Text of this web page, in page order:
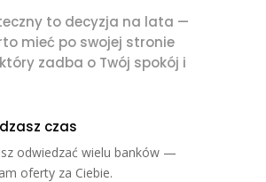
to decyzja na lata —
mieć po swojej stronie
zadba o Twój spokój i
czas
odwiedzać wielu banków —
oferty za Ciebie.